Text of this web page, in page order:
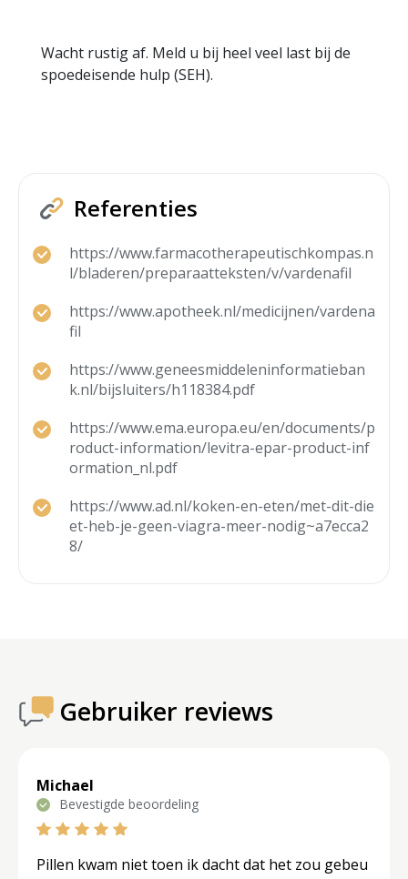
Wacht rustig af. Meld u bij heel veel last bij de
spoedeisende hulp (SEH).
Referenties
https://www.farmacotherapeutischkompas.n
l/bladeren/preparaatteksten/v/vardenafil
https://www.apotheek.nl/medicijnen/vardena
fil
https://www.geneesmiddeleninformatieban
k.nl/bijsluiters/h118384.pdf
https://www.ema.europa.eu/en/documents/p
roduct-information/levitra-epar-product-inf
ormation_nl.pdf
https://www.ad.nl/koken-en-eten/met-dit-die
et-heb-je-geen-viagra-meer-nodig~a7ecca2
8/
Gebruiker reviews
Michael
Bevestigde beoordeling
Pillen kwam niet toen ik dacht dat het zou gebeu